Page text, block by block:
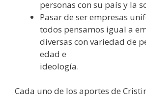
personas con su país y la
Pasar de ser empresas
todos pensamos igual a
diversas con variedad de
edad e
ideología.
Cada uno de los aportes de